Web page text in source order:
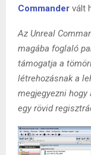
Commander vált
Az Unreal
magába foglaló
támogatja a
létrehozásnak a
megjegyezni
egy rövid